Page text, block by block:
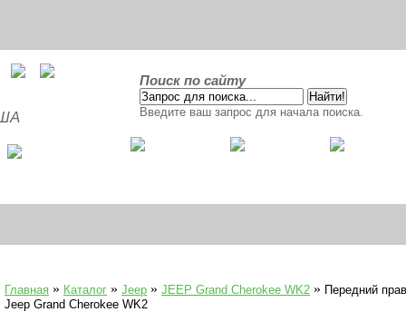
Поиск по сайту
Введите ваш запрос для начала поиска.
Главная » Каталог » Jeep » JEEP Grand Cherokee WK2 » Передний
Jeep Grand Cherokee WK2